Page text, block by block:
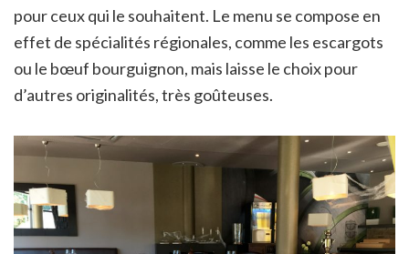
pour ceux qui le souhaitent. Le menu se compose en
effet de spécialités régionales, comme les escargots
ou le bœuf bourguignon, mais laisse le choix pour
d’autres originalités, très goûteuses.